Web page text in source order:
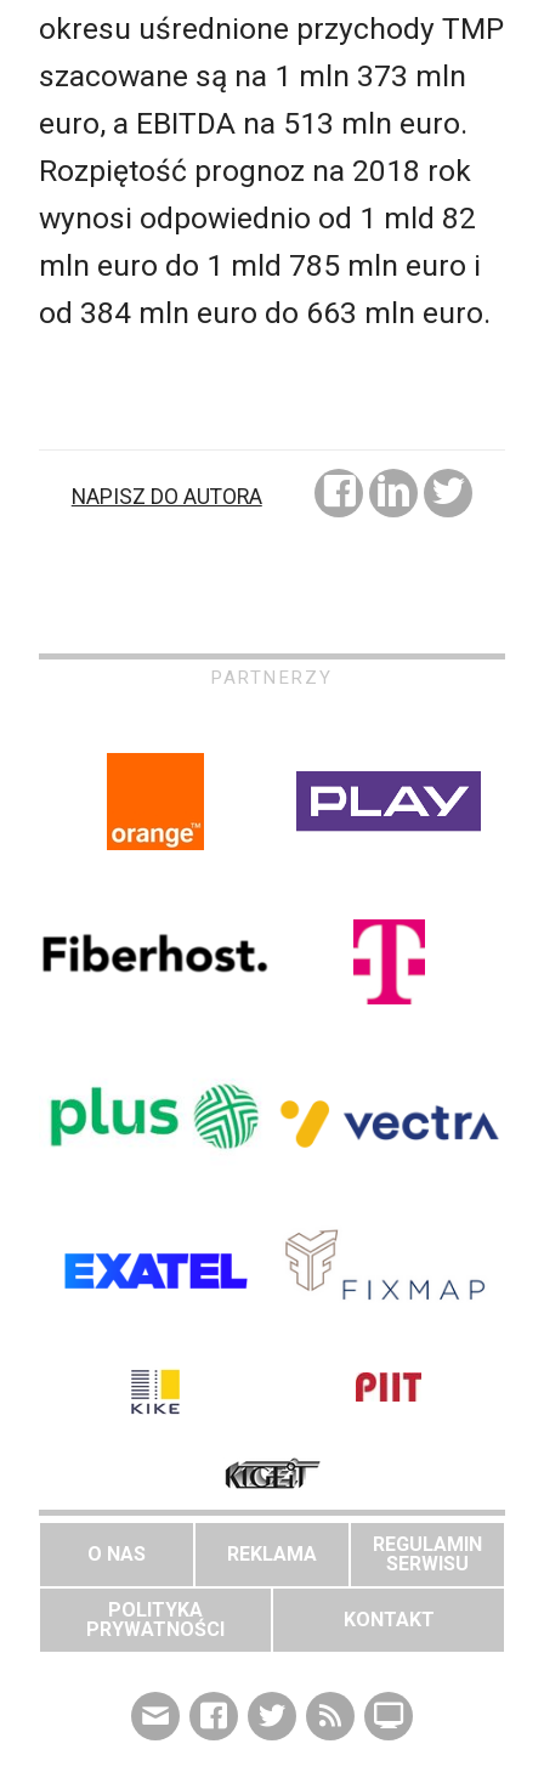
okresu uśrednione przychody TMP
szacowane są na 1 mln 373 mln
euro, a EBITDA na 513 mln euro.
Rozpiętość prognoz na 2018 rok
wynosi odpowiednio od 1 mld 82
mln euro do 1 mld 785 mln euro i
od 384 mln euro do 663 mln euro.
NAPISZ DO AUTORA
PARTNERZY
O NAS REKLAMA
REGULAMIN
SERWISU
POLITYKA
PRYWATNOŚCI
KONTAKT